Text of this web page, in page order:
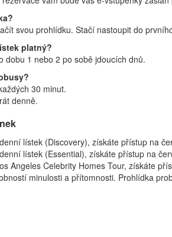
svou prohlídku. Stačí nastoupit do
platný?
dobu 1 nebo 2 po sobě jdoucích dnů.
30 minut.
denně.
lístek (Discovery), získáte přístup na
lístek (Essential), získáte přístup na
Angeles Celebrity Homes Tour, získáte
minulosti a přítomnosti. Prohlídka